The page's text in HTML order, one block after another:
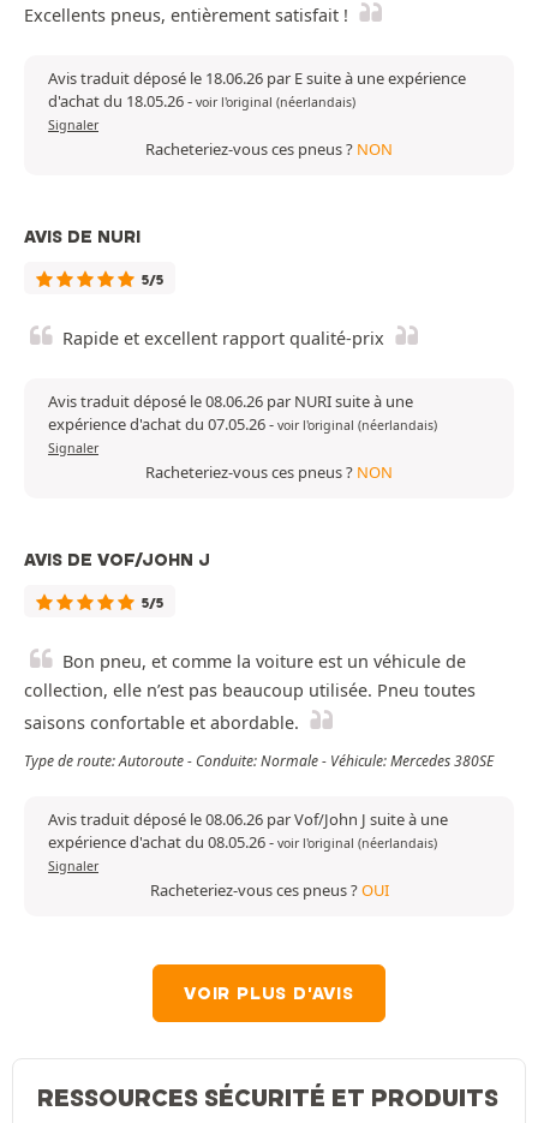
Excellents pneus, entièrement satisfait !
Avis traduit déposé le 18.06.26 par E suite à une expérience
d'achat du 18.05.26- voir l'original (néerlandais)
Signaler
Racheteriez-vous ces pneus ? NON
AVIS DE NURI
5/5
Rapide et excellent rapport qualité-prix
Avis traduit déposé le 08.06.26 par NURI suite à une
expérience d'achat du 07.05.26- voir l'original (néerlandais)
Signaler
Racheteriez-vous ces pneus ? NON
AVIS DE VOF/JOHN J
5/5
Bon pneu, et comme la voiture est un véhicule de
collection, elle n’est pas beaucoup utilisée. Pneu toutes
saisons confortable et abordable.
Type de route: Autoroute - Conduite: Normale - Véhicule: Mercedes 380SE
Avis traduit déposé le 08.06.26 par Vof/John J suite à une
expérience d'achat du 08.05.26- voir l'original (néerlandais)
Signaler
Racheteriez-vous ces pneus ?OUI
VOIR PLUS D'AVIS
RESSOURCES SÉCURITÉ ET PRODUITS